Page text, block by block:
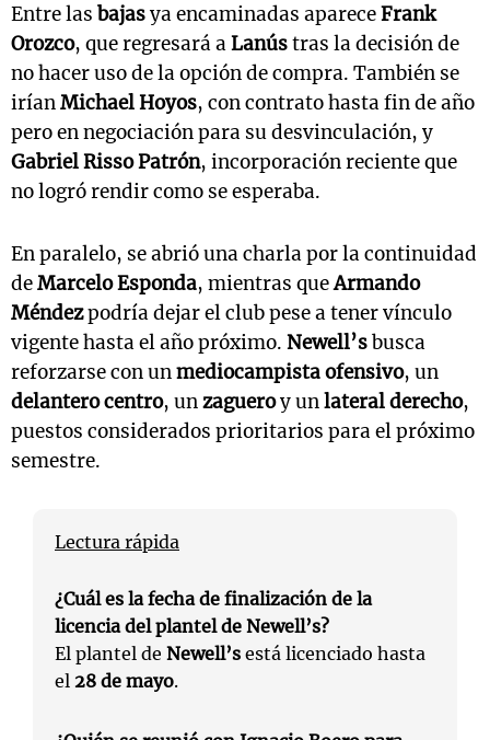
Entre las bajasya encaminadas apareceFrank
Orozco, que regresará aLanústras la decisión de
no hacer uso de la opción de compra. También se
iríanMichael Hoyos, con contrato hasta fin de año
pero en negociación para su desvinculación, y
Gabriel Risso Patrón, incorporación reciente que
no logró rendir como se esperaba.
En paralelo, se abrió una charla por la continuidad
deMarcelo Esponda, mientras queArmando
Méndezpodría dejar el club pese a tener vínculo
vigente hasta el año próximo. Newell’sbusca
reforzarse con unmediocampista ofensivo, un
delantero centro, unzagueroy unlateral derecho,
puestos considerados prioritarios para el próximo
semestre.
Lectura rápida
¿Cuál es la fecha de finalización de la
licencia del plantel de Newell’s?
El plantel de Newell’s está licenciado hasta
el 28 de mayo.